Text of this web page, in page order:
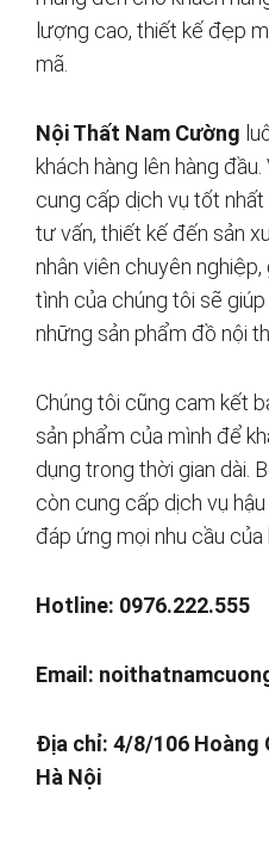
lượng cao, thiết kế đẹp
mã.
Nội Thất Nam Cường
khách hàng lên hàng
cung cấp dịch vụ tốt
tư vấn, thiết kế đến sản
nhân viên chuyên
tình của chúng tôi sẽ
những sản phẩm đồ nội
Chúng tôi cũng cam kết
sản phẩm của mình để
dụng trong thời gian dài.
còn cung cấp dịch vụ
đáp ứng mọi nhu cầu của
Hotline: 0976.222.555
Email:
Địa chỉ: 4/8/106 Hoàng
Hà Nội